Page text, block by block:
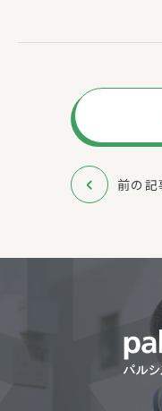
前の記